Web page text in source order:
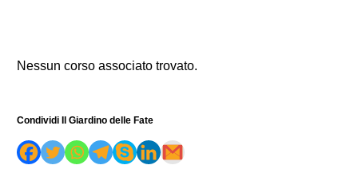
Nessun corso associato trovato.
Condividi Il Giardino delle Fate